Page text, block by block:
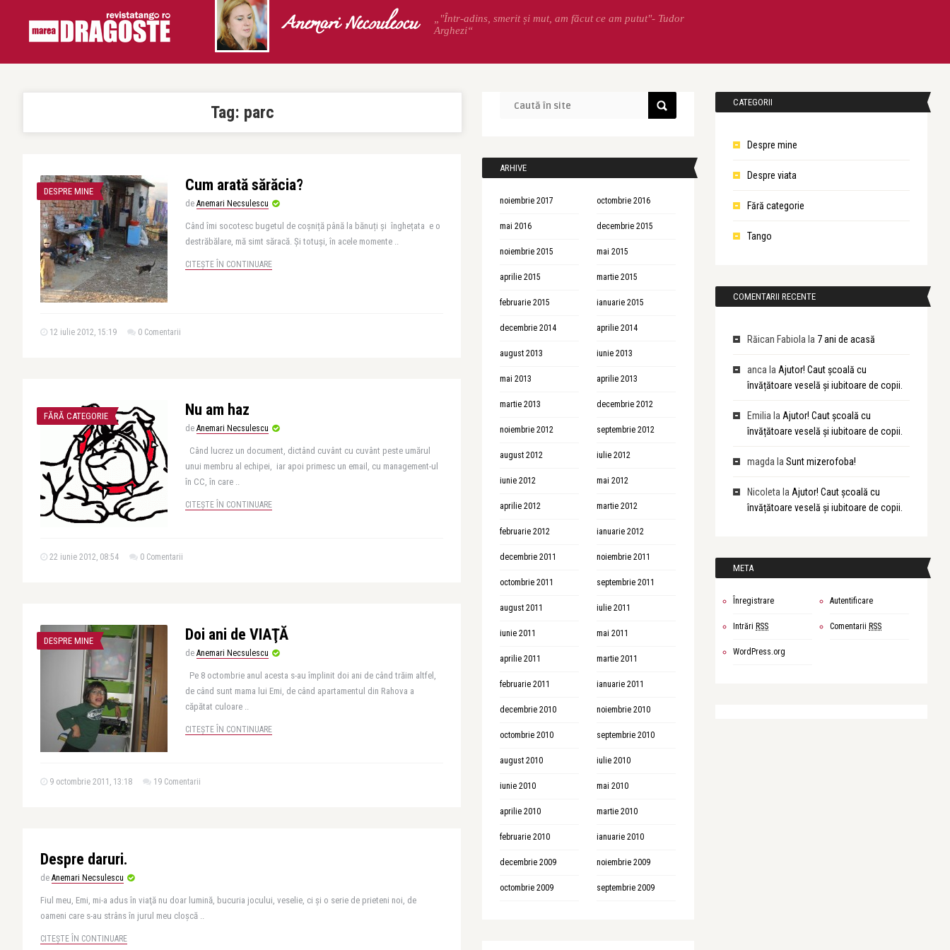
Anemari Necsulescu
„"Într-adins, smerit și mut, am făcut ce am putut"- Tudor
Arghezi“
Tag: parc
DESPRE MINE Cum arată sărăcia?
de Anemari Necsulescu
Când îmi socotesc bugetul de coșniță până la bănuți și înghețata e o
destrăbălare, mă simt săracă. Și totuși, în acele momente ..
CITEȘTE ÎN CONTINUARE
12 iulie 2012, 15:19 0 Comentarii
FĂRĂ CATEGORIE Nu am haz
de Anemari Necsulescu
Când lucrez un document, dictând cuvânt cu cuvânt peste umărul
unui membru al echipei, iar apoi primesc un email, cu management-ul
în CC, în care ..
CITEȘTE ÎN CONTINUARE
22 iunie 2012, 08:54 0 Comentarii
DESPRE MINE Doi ani de VIAŢĂ
de Anemari Necsulescu
Pe 8 octombrie anul acesta s-au împlinit doi ani de când trăim altfel,
de când sunt mama lui Emi, de când apartamentul din Rahova a
căpătat culoare ..
CITEȘTE ÎN CONTINUARE
9 octombrie 2011, 13:18 19 Comentarii
Despre daruri.
de Anemari Necsulescu
Fiul meu, Emi, mi-a adus în viaţă nu doar lumină, bucuria jocului, veselie, ci şi o serie de prieteni noi, de
oameni care s-au strâns în jurul meu cloşcă ..
CITEȘTE ÎN CONTINUARE
ARHIVE
noiembrie 2017 octombrie 2016
mai 2016 decembrie 2015
noiembrie 2015 mai 2015
aprilie 2015 martie 2015
februarie 2015 ianuarie 2015
decembrie 2014 aprilie 2014
august 2013 iunie 2013
mai 2013 aprilie 2013
martie 2013 decembrie 2012
noiembrie 2012 septembrie 2012
august 2012 iulie 2012
iunie 2012 mai 2012
aprilie 2012 martie 2012
februarie 2012 ianuarie 2012
decembrie 2011 noiembrie 2011
octombrie 2011 septembrie 2011
august 2011 iulie 2011
iunie 2011 mai 2011
aprilie 2011 martie 2011
februarie 2011 ianuarie 2011
decembrie 2010 noiembrie 2010
octombrie 2010 septembrie 2010
august 2010 iulie 2010
iunie 2010 mai 2010
aprilie 2010 martie 2010
februarie 2010 ianuarie 2010
decembrie 2009 noiembrie 2009
octombrie 2009 septembrie 2009
CATEGORII
Despre mine
Despre viata
Fără categorie
Tango
COMENTARII RECENTE
Răican Fabiola la 7 ani de acasă
anca la Ajutor! Caut școală cu
învățătoare veselă și iubitoare de copii.
Emilia la Ajutor! Caut școală cu
învățătoare veselă și iubitoare de copii.
magda la Sunt mizerofoba!
Nicoleta la Ajutor! Caut școală cu
învățătoare veselă și iubitoare de copii.
META
Înregistrare Autentificare
Intrări RSS Comentarii RSS
WordPress.org